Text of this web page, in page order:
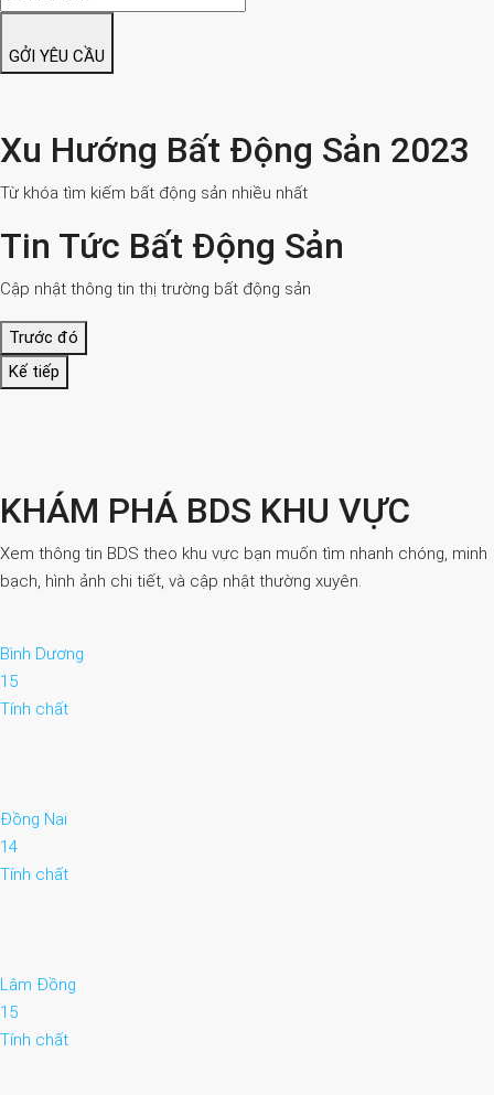
GỞI YÊU CẦU
Xu Hướng Bất Động Sản 2023
Từ khóa tìm kiếm bất động sản nhiều nhất
Tin Tức Bất Động Sản
Cập nhật thông tin thị trường bất động sản
Trước đó
Kế tiếp
KHÁM PHÁ BDS KHU VỰC
Xem thông tin BDS theo khu vực bạn muốn tìm nhanh chóng, minh
bạch, hình ảnh chi tiết, và cập nhật thường xuyên.
Bình Dương
15
Tính chất
Đồng Nai
14
Tính chất
Lâm Đồng
15
Tính chất